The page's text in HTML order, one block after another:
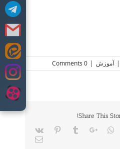
Skip
to
content
| آموزش |
0 Comments
Share This
Whatsapp
Google+
Tumblr
Pinterest
Vk
Email